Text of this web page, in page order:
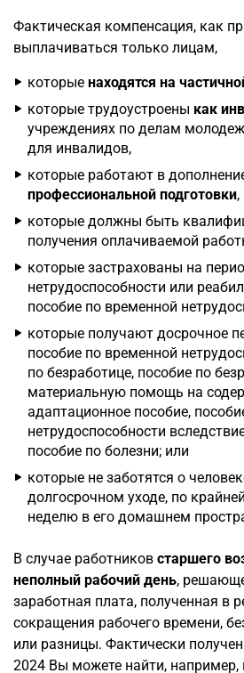
Фактическая компенсация, как
выплачиваться только лицам,
которые находятся на
которые трудоустроены как
учреждениях по делам
для инвалидов,
которые работают в
профессиональной подготовки,
которые должны быть
получения оплачиваемой
которые застрахованы на
нетрудоспособности или
пособие по временной
которые получают досрочное
пособие по временной
по безработице, пособие по
материальную помощь на
адаптационное пособие,
нетрудоспособности
пособие по болезни; или
которые не заботятся о
долгосрочном уходе, по
неделю в его домашнем
В случае работников старшего
неполный рабочий день,
заработная плата, полученная в
сокращения рабочего времени,
или разницы. Фактически
2024 Вы можете найти, например,